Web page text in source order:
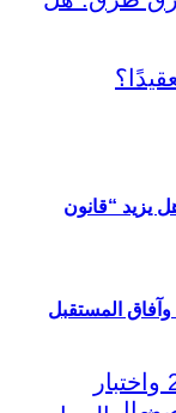
يزيد “قانون
المستقبل